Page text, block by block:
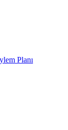
Planı